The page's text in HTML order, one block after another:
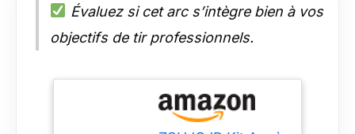
Évaluez si cet arc s’intègre bien à vos
objectifs de tir professionnels.